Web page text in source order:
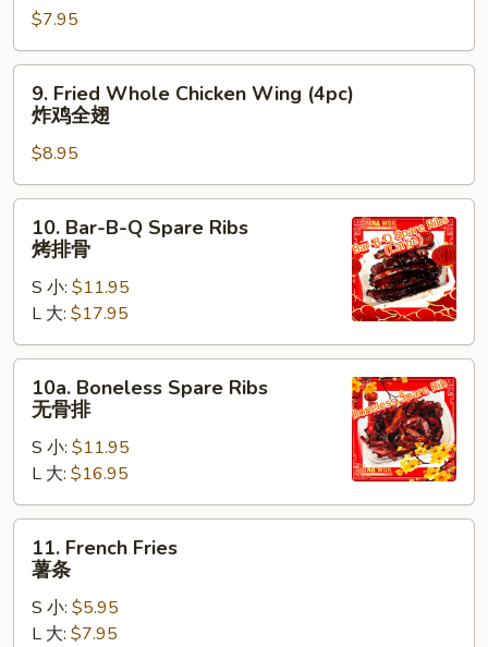
(10)
炸
云
$7.95
9.
Fried
Whole
Chicken
Wing
(4pc)
9. Fried Whole Chicken Wing (4pc)
炸鸡全翅
$8.95
10.
Bar-
B-
Spare
Ribs
烤
10. Bar-B-Q Spare Ribs
烤排骨
S 小: $11.95
L 大: $17.95
10a.
Boneless
Spare
Ribs
骨
排
10a. Boneless Spare Ribs
无骨排
S 小: $11.95
L 大: $16.95
11.
French
Fries
11. French Fries
薯条
S 小: $5.95
L 大: $7.95